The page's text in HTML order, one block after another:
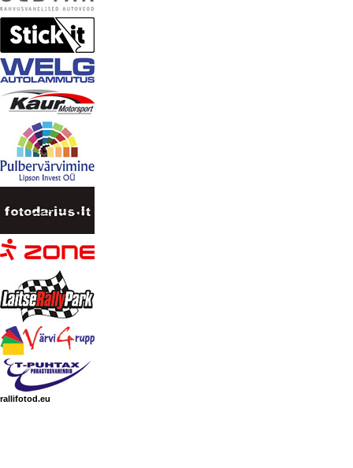
rallifotod.eu